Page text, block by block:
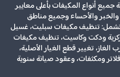
أنواع المكيفات بأعلى معايير
والأحساء وجميع مناطق
تشمل: تنظيف مكيفات سبليت، غسيل
ودكت وكاسيت، تنظيف مكيفات
تغيير قطع الغيار الأصلية،
ومكثفات، وعقود صيانة سنوية